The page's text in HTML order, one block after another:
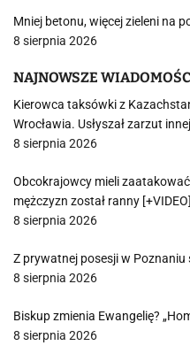
Mniej betonu, więcej zieleni na
8 sierpnia 2026
NAJNOWSZE
Kierowca taksówki z
Wrocławia. Usłyszał zarzut
8 sierpnia 2026
Obcokrajowcy mieli
mężczyzn został ranny [+VIDEO]
8 sierpnia 2026
Z prywatnej posesji w Poznaniu
8 sierpnia 2026
Biskup zmienia Ewangelię?
8 sierpnia 2026